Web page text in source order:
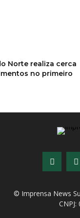
Norte realiza cerca
no primeiro
© Imprensa News